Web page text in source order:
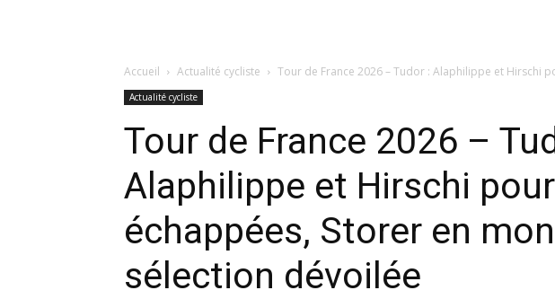
Accueil Actualité cycliste Tour de France 2026 – Tudor : Alaphilippe et Hirschi
Actualité cycliste
Tour de France 2026 –
Alaphilippe et Hirschi
échappées, Storer en
sélection dévoilée